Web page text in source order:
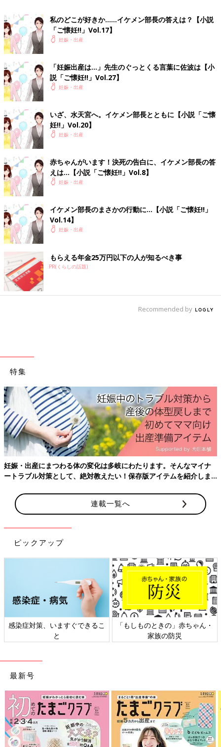
「丸友の件ってのは、なんだ？ 俺は昼からずっとヒヤヒヤして
るぞ。なにをやらかした？」
先に切り出したのは部長だ。私は俯(うつむ)いていた。
お腹を無意識に触る。
ここにいるあなた。あなたの存在を父親である人に言わないの
は不当だよね。
私は部長の顔をまっすぐに見据えた。
「赤ちゃんがいます」
つづく
【小説「ご懐妊!!】次回をお楽しみに
大浦先生アドバイス
【大浦先生アドバイス】精子の寿命は72時間、ときには7日前の
精子で妊娠することもあります。予定日のずれは妊娠8週になら
ないとわからないものとなります。
著者／砂川雨路 イラスト／くにみつ 監修／大浦訓章先生
この小説はスターツ出版文庫から刊行されている『ご懐妊!!』よ
り掲載しています。たまひよWEB版は
の監修のもと一部改訂しております。
出版文庫）などがある。現在、小説サイト「Berry's Cafe」
「ノベマ！」にて執筆活動中。『ご懐妊!！』（スターツ出版文
大浦 訓章先生
Profile
南流山レディスクリニック院長 慈恵医大卒。産婦人科准教授、
同大付属病院総合母子健康センター産科部門長、東京母性衛生学
会理事、日本周産期新生児学会評議員・副幹事長、日本周産期新
生児学会新生児蘇生法委員などを歴任。現在、周産期メンタルヘ
ルス学会評議員、女性スポーツ研究会理事、2020年産科婦人科
学会、医会産科診療ガイドライン作成委員、2023年同評価委
南流山レディスクリニック
ご懐妊!!３～愛は続くよ、どこまでも～
OLの佐波は、苦手な超イケメンの鬼部長・一色とお酒の勢いで
一夜を共にしてしまう。しかも後日、妊娠が判明！ 迷った末、
彼に打ち明けると…。大人気シリーズ、ついに3巻発売！
私のどこが好きか……イケメン部長の答えは？【小説
「ご懐妊!!」Vol.17】
妊娠・出産
「妊娠出産は…」先生のぐっとくる言葉に佐波は【小
説「ご懐妊!!」Vol.27】
妊娠・出産
いざ、水天宮へ。イケメン部長とともに【小説「ご懐
妊!!」Vol.20】
妊娠・出産
赤ちゃんがいます！決死の告白に、イケメン部長の答
えは…【小説「ご懐妊!!」Vol.8】
妊娠・出産
イケメン部長のまさかの行動に…【小説「ご懐妊!!」
Vol.14】
妊娠・出産
もらえる年金25万円以下の人が知るべき事
PR(くらしの話題)
Recommended by
特集
妊娠・出産にまつわる体の変化は多岐にわたります。そんなマイナ
ートラブル対策として、絶対教えたい！保存版アイテムを紹介しま
連載一覧へ
ピックアップ
感染症対策、いますぐできるこ
と
「もしものときの」赤ちゃん・
家族の防災
最新号